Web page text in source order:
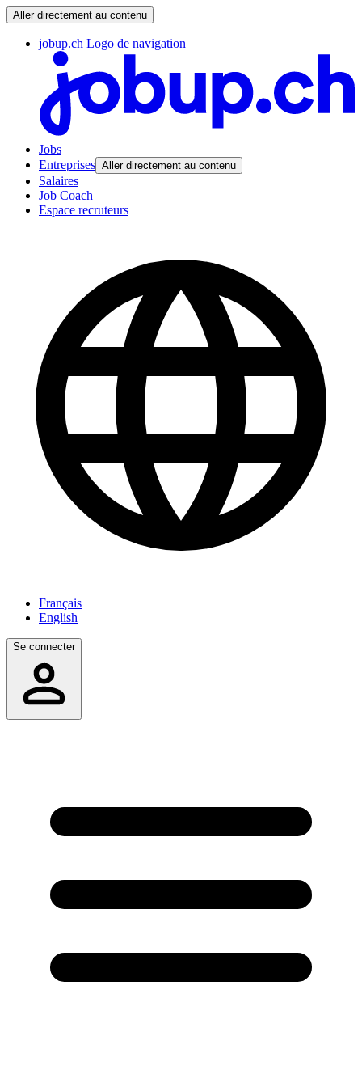
Aller directement au contenu
jobup.ch Logo de navigation
Jobs
Entreprises Aller directement au contenu
Salaires
Job Coach
Espace recruteurs
Français
English
Se connecter